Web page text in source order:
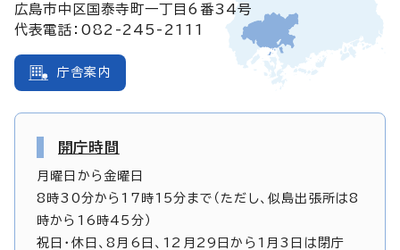
広島市中区国泰寺町一丁目6番34号
代表電話：082-245-2111
庁舎案内
開庁時間
月曜日から金曜日
8時30分から17時15分まで（ただし、似島出張所は8
時から16時45分）
祝日・休日、8月6日、12月29日から1月3日は閉庁